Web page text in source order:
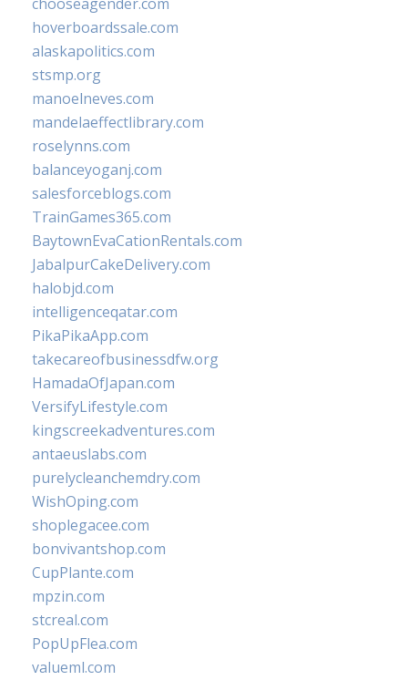
hoverboardssale.com
alaskapolitics.com
stsmp.org
manoelneves.com
mandelaeffectlibrary.com
roselynns.com
balanceyoganj.com
salesforceblogs.com
TrainGames365.com
BaytownEvaCationRentals.com
JabalpurCakeDelivery.com
halobjd.com
intelligenceqatar.com
PikaPikaApp.com
takecareofbusinessdfw.org
HamadaOfJapan.com
VersifyLifestyle.com
kingscreekadventures.com
antaeuslabs.com
purelycleanchemdry.com
WishOping.com
shoplegacee.com
bonvivantshop.com
CupPlante.com
mpzin.com
stcreal.com
PopUpFlea.com
valueml.com